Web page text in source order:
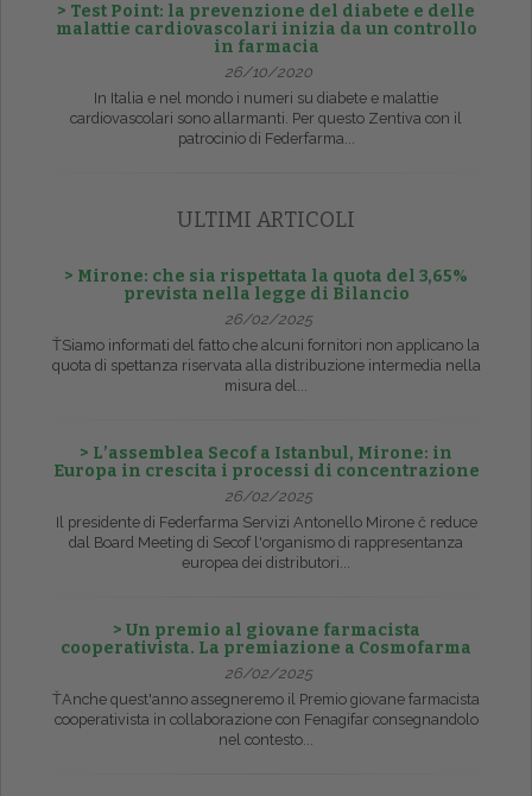
> Test Point: la prevenzione del diabete e delle
malattie cardiovascolari inizia da un controllo
in farmacia
26/10/2020
In Italia e nel mondo i numeri su diabete e malattie
cardiovascolari sono allarmanti. Per questo Zentiva con il
patrocinio di Federfarma...
ULTIMI ARTICOLI
> Mirone: che sia rispettata la quota del 3,65%
prevista nella legge di Bilancio
26/02/2025
ŤSiamo informati del fatto che alcuni fornitori non applicano la
quota di spettanza riservata alla distribuzione intermedia nella
misura del...
> L’assemblea Secof a Istanbul, Mirone: in
Europa in crescita i processi di concentrazione
26/02/2025
Il presidente di Federfarma Servizi Antonello Mirone č reduce
dal Board Meeting di Secof l'organismo di rappresentanza
europea dei distributori...
> Un premio al giovane farmacista
cooperativista. La premiazione a Cosmofarma
26/02/2025
ŤAnche quest'anno assegneremo il Premio giovane farmacista
cooperativista in collaborazione con Fenagifar consegnandolo
nel contesto...